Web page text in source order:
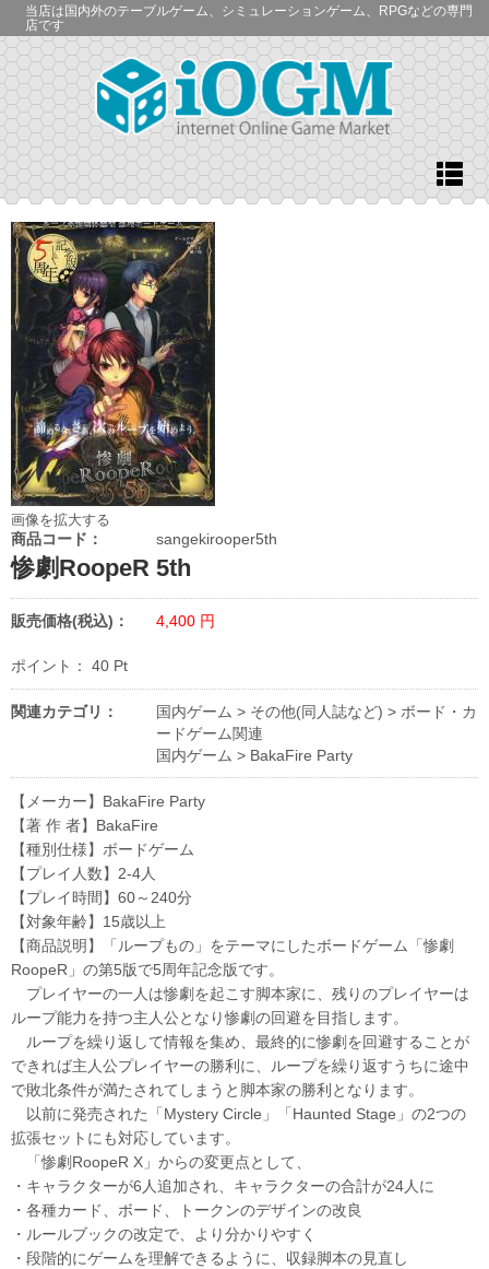
当店は国内外のテーブルゲーム、シミュレーションゲーム、RPGなどの専門
店です
画像を拡大する
商品コード： sangekirooper5th
惨劇RoopeR 5th
販売価格(税込)： 4,400 円
ポイント： 40 Pt
関連カテゴリ： 国内ゲーム > その他(同人誌など) > ボード・カ
ードゲーム関連
国内ゲーム > BakaFire Party
【メーカー】BakaFire Party
【著 作 者】BakaFire
【種別仕様】ボードゲーム
【プレイ人数】2-4人
【プレイ時間】60～240分
【対象年齢】15歳以上
【商品説明】「ループもの」をテーマにしたボードゲーム「惨劇
RoopeR」の第5版で5周年記念版です。
プレイヤーの一人は惨劇を起こす脚本家に、残りのプレイヤーは
ループ能力を持つ主人公となり惨劇の回避を目指します。
ループを繰り返して情報を集め、最終的に惨劇を回避することが
できれば主人公プレイヤーの勝利に、ループを繰り返すうちに途中
で敗北条件が満たされてしまうと脚本家の勝利となります。
以前に発売された「Mystery Circle」「Haunted Stage」の2つの
拡張セットにも対応しています。
「惨劇RoopeR X」からの変更点として、
・キャラクターが6人追加され、キャラクターの合計が24人に
・各種カード、ボード、トークンのデザインの改良
・ルールブックの改定で、より分かりやすく
・段階的にゲームを理解できるように、収録脚本の見直し